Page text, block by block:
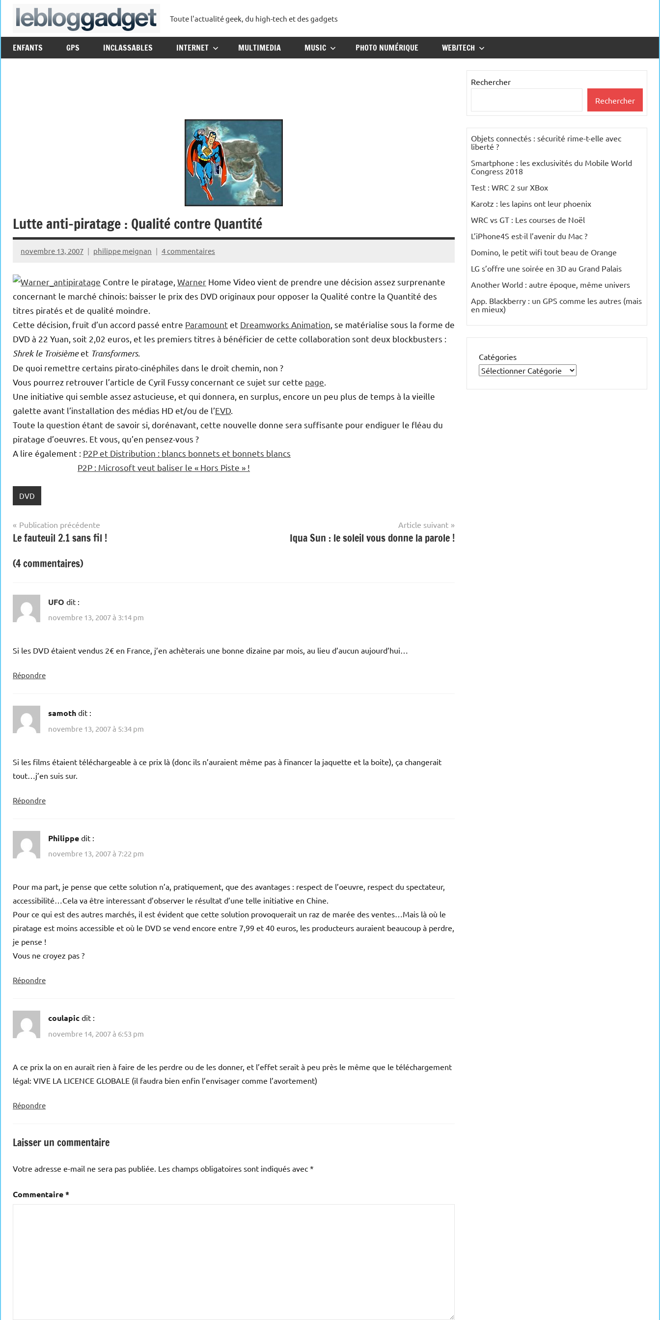
Aller
lebloggadget
Toute l'actualité geek, du high-tech et des gadgets
ENFANTS GPS INCLASSABLES INTERNET MULTIMEDIA MUSIC PHOTO NUMÉRIQUE WEB/TECH
Lutte anti-piratage : Qualité contre Quantité
novembre 13, 2007 philippe meignan 4 commentaires
Contre le piratage, Warner Home Video vient de prendre une décision assez surprenante
concernant le marché chinois: baisser le prix des DVD originaux pour opposer la Qualité contre la Quantité des
titres piratés et de qualité moindre.
Cette décision, fruit d’un accord passé entre Paramountet Dreamworks Animation , se matérialise sous la forme de
DVD à 22 Yuan, soit 2,02 euros, et les premiers titres à bénéficier de cette collaboration sont deux blockbusters :
Shrek le Troisièmeet Transformers.
De quoi remettre certains pirato-cinéphiles dans le droit chemin, non ?
Vous pourrez retrouver l’article de Cyril Fussy concernant ce sujet sur cette page
Une initiative qui semble assez astucieuse, et qui donnera, en surplus, encore un peu plus de temps à la vieille
galette avant l’installation des médias HD et/ou de l’EVD
Toute la question étant de savoir si, dorénavant, cette nouvelle donne sera suffisante pour endiguer le fléau du
piratage d’oeuvres. Et vous, qu’en pensez-vous ?
A lire également : P2P et Distribution : blancs bonnets et bonnets blancs
P2P : Microsoft veut baliser le « Hors Piste » !
DVD
Navigation
de
l’article
Publication précédente
Le fauteuil 2.1 sans fil !
Article suivant
Iqua Sun : le soleil vous donne la parole !
(4 commentaires)
UFO dit :
novembre 13, 2007 à 3:14 pm
Si les DVD étaient vendus 2€ en France, j’en achèterais une bonne dizaine par mois, au lieu d’aucun aujourd’hui…
Répondre
samoth dit :
novembre 13, 2007 à 5:34 pm
Si les films étaient téléchargeable à ce prix là (donc ils n’auraient même pas à financer la jaquette et la boite), ça changerait
tout…j’en suis sur.
Répondre
Philippe dit :
novembre 13, 2007 à 7:22 pm
Pour ma part, je pense que cette solution n’a, pratiquement, que des avantages : respect de l’oeuvre, respect du spectateur,
accessibilité…Cela va être interessant d’observer le résultat d’une telle initiative en Chine.
Pour ce qui est des autres marchés, il est évident que cette solution provoquerait un raz de marée des ventes…Mais là où le
piratage est moins accessible et où le DVD se vend encore entre 7,99 et 40 euros, les producteurs auraient beaucoup à perdre,
je pense !
Vous ne croyez pas ?
Répondre
coulapic dit :
novembre 14, 2007 à 6:53 pm
A ce prix la on en aurait rien à faire de les perdre ou de les donner, et l’effet serait à peu près le même que le téléchargement
légal: VIVE LA LICENCE GLOBALE (il faudra bien enfin l’envisager comme l’avortement)
Répondre
Laisser un commentaire
Votre adresse e-mail ne sera pas publiée. Les champs obligatoires sont indiqués avec *
Commentaire*
Rechercher
Rechercher
Objets connectés : sécurité rime-t-elle avec
liberté ?
Smartphone : les exclusivités du Mobile World
Congress 2018
Test : WRC 2 sur XBox
Karotz : les lapins ont leur phoenix
WRC vs GT : Les courses de Noël
L’iPhone4S est-il l’avenir du Mac ?
Domino, le petit wifi tout beau de Orange
LG s’offre une soirée en 3D au Grand Palais
Another World : autre époque, même univers
App. Blackberry : un GPS comme les autres (mais
en mieux)
Catégories